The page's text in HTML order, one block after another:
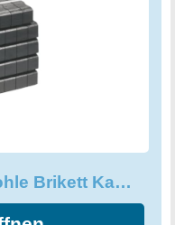
Bündel, um den
zu erhöhen.
25kg Briketts Rekord Kohle Brikett Kamin Ofen Kaminbriketts Heizbriketts